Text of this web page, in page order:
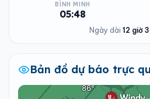
BÌNH MINH
05:48
Ngày dài 12 giờ
Bản đồ dự báo trực